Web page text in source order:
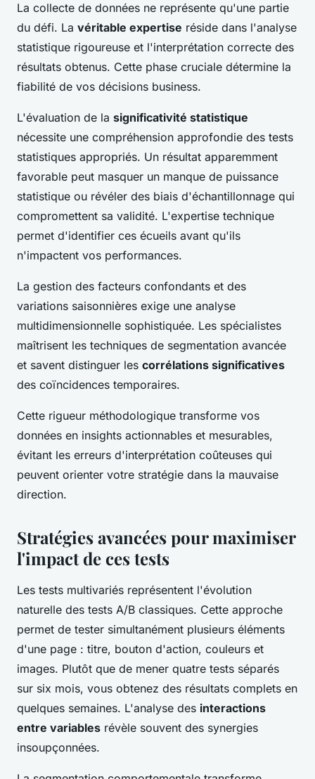
La collecte de données ne représente qu'une partie
du défi. La véritable expertise réside dans l'analyse
statistique rigoureuse et l'interprétation correcte des
résultats obtenus. Cette phase cruciale détermine la
fiabilité de vos décisions business.
L'évaluation de la significativité statistique
nécessite une compréhension approfondie des tests
statistiques appropriés. Un résultat apparemment
favorable peut masquer un manque de puissance
statistique ou révéler des biais d'échantillonnage qui
compromettent sa validité. L'expertise technique
permet d'identifier ces écueils avant qu'ils
n'impactent vos performances.
La gestion des facteurs confondants et des
variations saisonnières exige une analyse
multidimensionnelle sophistiquée. Les spécialistes
maîtrisent les techniques de segmentation avancée
et savent distinguer les corrélations significatives
des coïncidences temporaires.
Cette rigueur méthodologique transforme vos
données en insights actionnables et mesurables,
évitant les erreurs d'interprétation coûteuses qui
peuvent orienter votre stratégie dans la mauvaise
direction.
Stratégies avancées pour maximiser
l'impact de ces tests
Les tests multivariés représentent l'évolution
naturelle des tests A/B classiques. Cette approche
permet de tester simultanément plusieurs éléments
d'une page : titre, bouton d'action, couleurs et
images. Plutôt que de mener quatre tests séparés
sur six mois, vous obtenez des résultats complets en
quelques semaines. L'analyse des interactions
entre variables révèle souvent des synergies
insoupçonnées.